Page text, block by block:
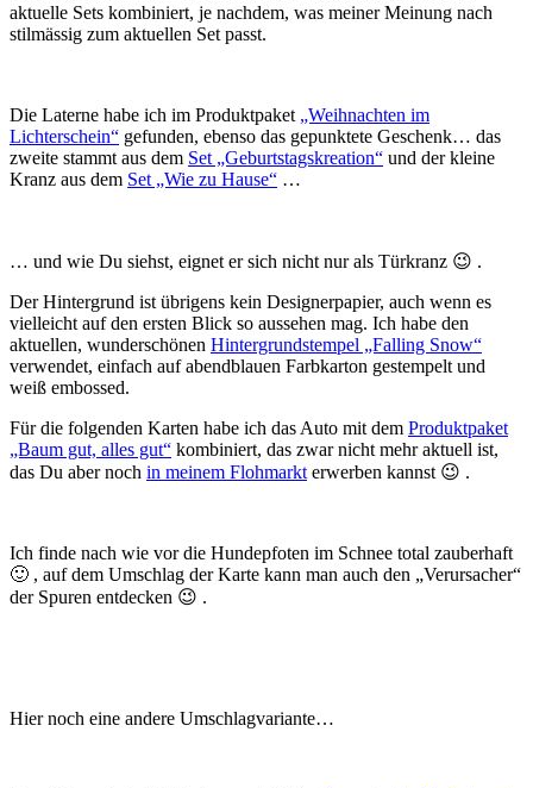
aktuelle Sets kombiniert, je nachdem, was meiner Meinung nach
stilmässig zum aktuellen Set passt.
Die Laterne habe ich im Produktpaket „Weihnachten im
Lichterschein“ gefunden, ebenso das gepunktete Geschenk… das
zweite stammt aus dem Set „Geburtstagskreation“ und der kleine
Kranz aus dem Set „Wie zu Hause“ …
… und wie Du siehst, eignet er sich nicht nur als Türkranz 😉 .
Der Hintergrund ist übrigens kein Designerpapier, auch wenn es
vielleicht auf den ersten Blick so aussehen mag. Ich habe den
aktuellen, wunderschönen Hintergrundstempel „Falling Snow“
verwendet, einfach auf abendblauen Farbkarton gestempelt und
weiß embossed.
Für die folgenden Karten habe ich das Auto mit dem Produktpaket
„Baum gut, alles gut“ kombiniert, das zwar nicht mehr aktuell ist,
das Du aber noch in meinem Flohmarkt erwerben kannst 😉 .
Ich finde nach wie vor die Hundepfoten im Schnee total zauberhaft
🙂 , auf dem Umschlag der Karte kann man auch den „Verursacher“
der Spuren entdecken 😉 .
Hier noch eine andere Umschlagvariante…